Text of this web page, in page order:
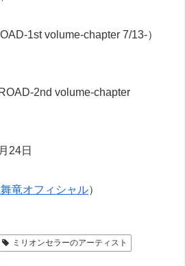
1st volume-chapter 7/13-）
2nd volume-chapter
24日
竜オフィシャル）
ミリオンセラーのアーティスト